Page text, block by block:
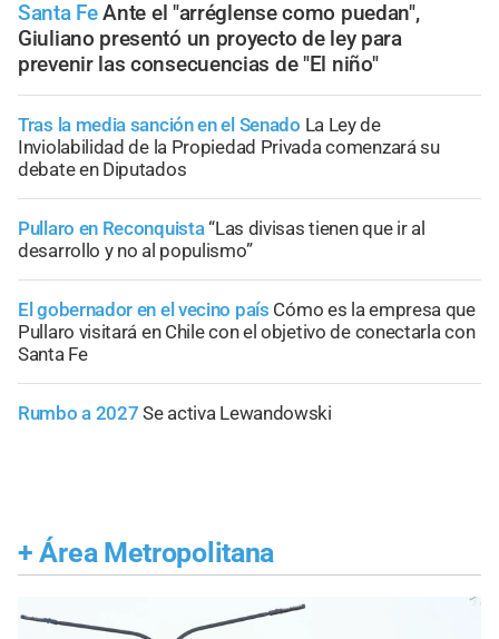
Santa Fe Ante el "arréglense como puedan",
Giuliano presentó un proyecto de ley para
prevenir las consecuencias de "El niño"
Tras la media sanción en el Senado La Ley de
Inviolabilidad de la Propiedad Privada comenzará su
debate en Diputados
Pullaro en Reconquista“Las divisas tienen que ir al
desarrollo y no al populismo”
El gobernador en el vecino país Cómo es la empresa que
Pullaro visitará en Chile con el objetivo de conectarla con
Santa Fe
Rumbo a 2027 Se activa Lewandowski
+ Área Metropolitana